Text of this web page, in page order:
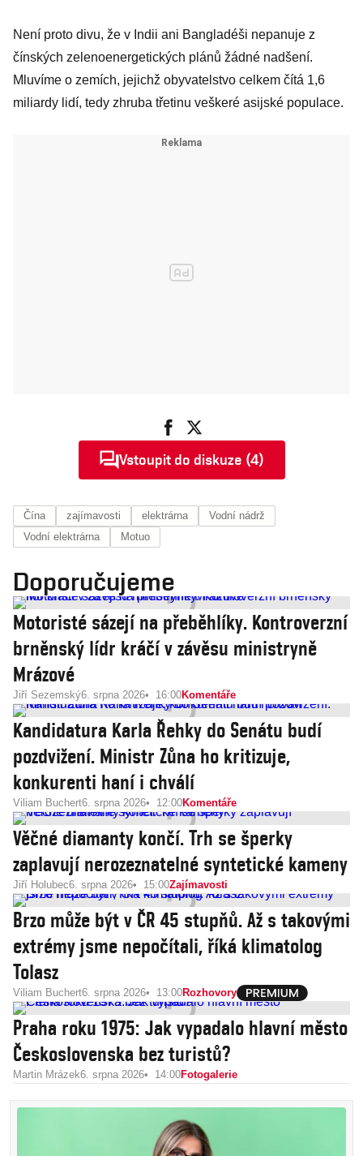
Není proto divu, že v Indii ani Bangladéši nepanuje z
čínských zelenoenergetických plánů žádné nadšení.
Mluvíme o zemích, jejichž obyvatelstvo celkem čítá 1,6
miliardy lidí, tedy zhruba třetinu veškeré asijské populace.
Vstoupit do diskuze (4)
Čína zajímavosti elektrárna
Vodní nádrž
Vodní elektrárna
Motuo
Doporučujeme
Motoristé sázejí na přeběhlíky. Kontroverzní
brněnský lídr kráčí v závěsu ministryně
Mrázové
Jiří Sezemský6. srpna 2026 16:00Komentáře
Kandidatura Karla Řehky do Senátu budí
pozdvižení. Ministr Zůna ho kritizuje,
konkurenti haní i chválí
Viliam Buchert6. srpna 2026 12:00Komentáře
Věčné diamanty končí. Trh se šperky
zaplavují nerozeznatelné syntetické kameny
Jiří Holubec6. srpna 2026 15:00Zajímavosti
Brzo může být v ČR 45 stupňů. Až s takovými
extrémy jsme nepočítali, říká klimatolog
Tolasz
Viliam Buchert6. srpna 2026 13:00Rozhovory
Praha roku 1975: Jak vypadalo hlavní město
Československa bez turistů?
Martin Mrázek6. srpna 2026 14:00Fotogalerie